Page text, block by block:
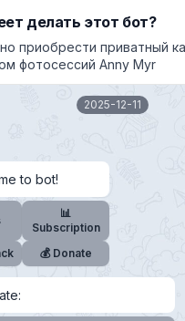
делать этот бот?
приобрести приватный
фотосессий Anny Myr
2025-12-11
to bot!
📊
Subscription
💰 Donate